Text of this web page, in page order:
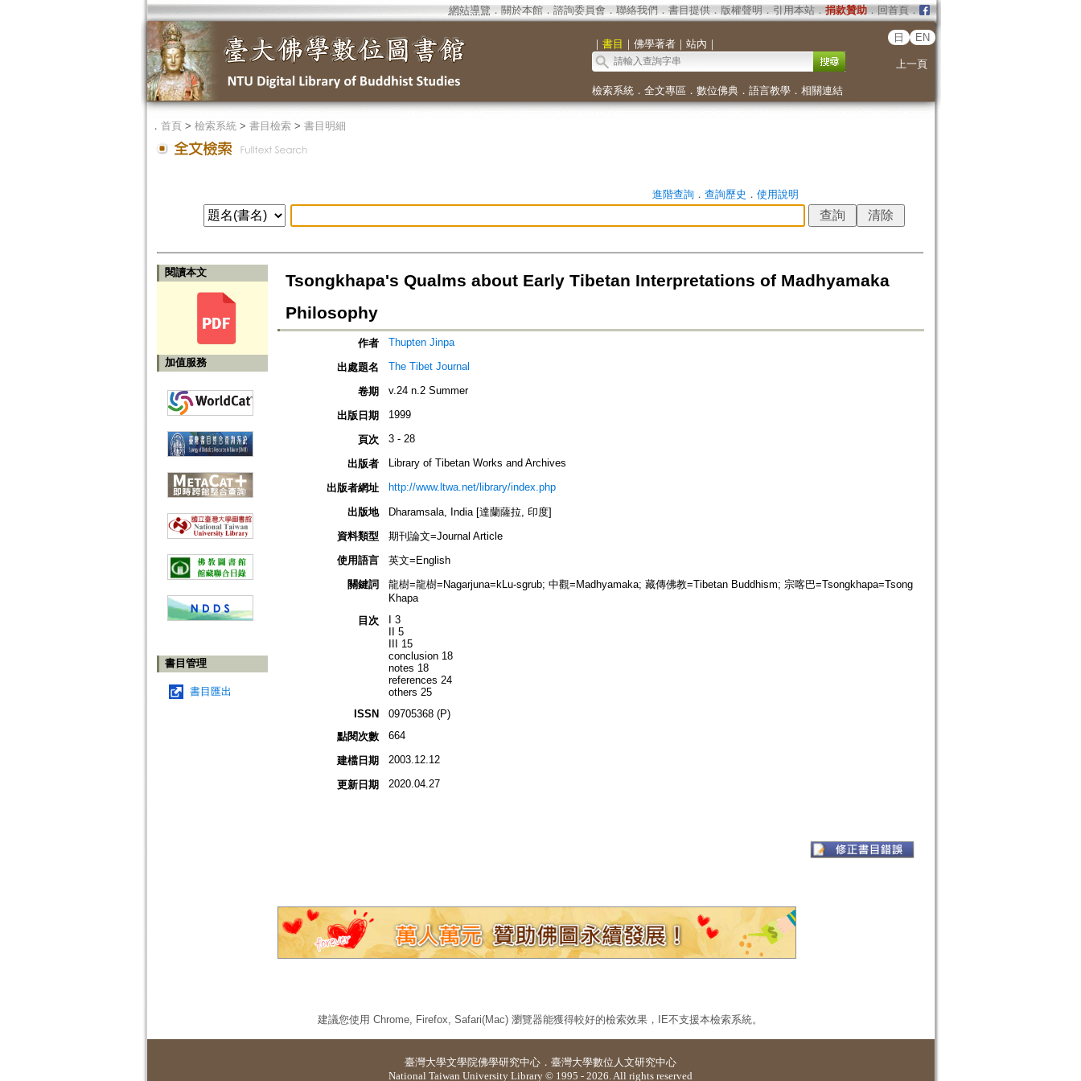
網站導覽 ． 關於本館． 諮詢委員會． 聯絡我們 ． 書目提供． 版權聲明 ． 引用本站． 捐款贊助．回首頁．
｜ 書目 ｜ 佛學著者｜ 站內 ｜
日 EN
上一頁
檢索系統． 全文專區 ． 數位佛典． 語言教學． 相關連結
． 首頁> 檢索系統> 書目檢索> 書目明細
進階查詢． 查詢歷史 ． 使用說明
閱讀本文
加值服務
書目管理
書目匯出
Tsongkhapa's Qualms about Early Tibetan Interpretations of Madhyamaka
Philosophy
作者 Thupten Jinpa
出處題名 The Tibet Journal
卷期 v.24 n.2 Summer
出版日期 1999
頁次 3 - 28
出版者 Library of Tibetan Works and Archives
出版者網址 http://www.ltwa.net/library/index.php
出版地
Dharamsala, India [達蘭薩拉, 印度]
資料類型
期刊論文=Journal Article
使用語言
英文=English
關鍵詞
龍樹=龍樹=Nagarjuna=kLu-sgrub; 中觀=Madhyamaka; 藏傳佛教=Tibetan Buddhism; 宗喀巴=Tsongkhapa=Tsong
Khapa
目次
I 3
II 5
III 15
conclusion 18
notes 18
references 24
others 25
ISSN
09705368 (P)
點閱次數
664
建檔日期 2003.12.12
更新日期 2020.04.27
建議您使用 Chrome, Firefox, Safari(Mac) 瀏覽器能獲得較好的檢索效果，IE不支援本檢索系統。
臺灣大學文學院佛學研究中心 ． 臺灣大學數位人文研究中心
National Taiwan University Library © 1995 - 2026. All rights reserved